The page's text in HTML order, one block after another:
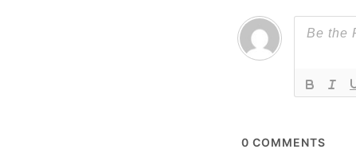
0 COMMENTS